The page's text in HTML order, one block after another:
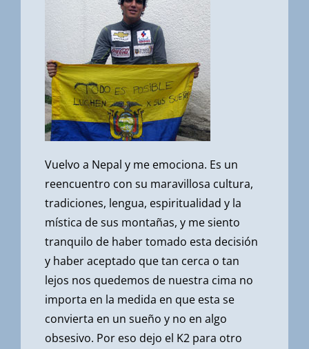
Vuelvo a Nepal y me emociona. Es un
reencuentro con su maravillosa cultura,
tradiciones, lengua, espiritualidad y la
mística de sus montañas, y me siento
tranquilo de haber tomado esta decisión
y haber aceptado que tan cerca o tan
lejos nos quedemos de nuestra cima no
importa en la medida en que esta se
convierta en un sueño y no en algo
obsesivo. Por eso dejo el K2 para otro